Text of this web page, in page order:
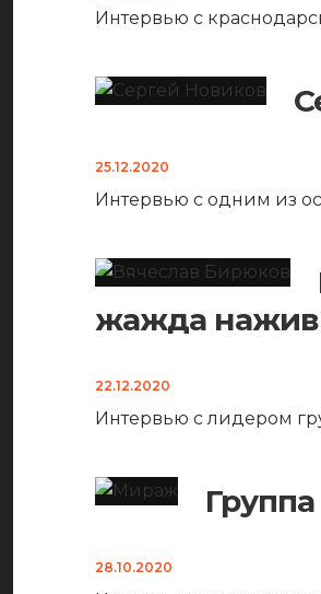
Интервью с
25.12.2020
Интервью с одним из
жажда
22.12.2020
Интервью с лидером
28.10.2020